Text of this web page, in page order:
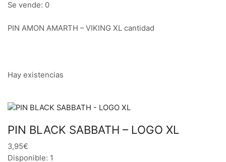
Se vende: 0
PIN AMON AMARTH – VIKING XL cantidad
Hay existencias
PIN BLACK SABBATH – LOGO XL
3,95€
Disponible: 1